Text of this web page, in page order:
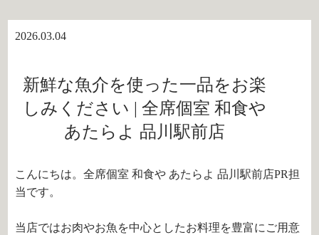
2026.03.04
新鮮な魚介を使った一品をお楽
しみください | 全席個室 和食や
あたらよ 品川駅前店
こんにちは。全席個室 和食や あたらよ 品川駅前店PR担
当です。
当店ではお肉やお魚を中心としたお料理を豊富にご用意